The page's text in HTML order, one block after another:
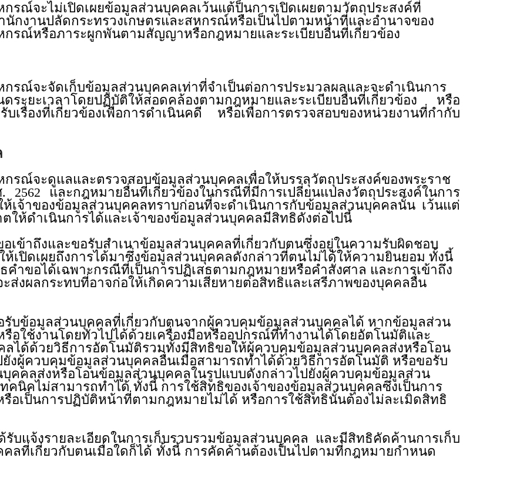
รณ์จะไม่เปิดเผยข้อมูลส่วนบุคคลเว้นแต้ป็นการเปิดเผยตามวัตถุประสงค์ที่
กงานปลัดกระทรวงเกษตรและสหกรณ์หรือเป็นไปตามหน้าที่และอำนาจของ
กรณ์หรือภาระผูกพันตามสัญญาหรือกฎหมายและระเบียบอื่นที่เกี่ยวข้อง
รณ์จะจัดเก็บข้อมูลส่วนบุคคลเท่าที่จำเป็นต่อการประมวลผลและจะดำเนินการ
ระยะเวลาโดยปฏิบัติให้สอดคล้องตามกฎหมายและระเบียบอื่นที่เกี่ยวข้อง หรือ
เรื่องที่เกี่ยวข้องเพื่อการดำเนินคดี หรือเพื่อการตรวจสอบของหน่วยงานที่กำกับ
กรณ์จะดูแลและตรวจสอบข้อมูลส่วนบุคคลเพื่อให้บรรลุวัตถุประสงค์ของพระราช
และกฎหมายอื่นที่เกี่ยวข้องในกรณีที่มีการเปลี่ยนแปลงวัตถุประสงค์ในการ
ห้เจ้าของข้อมูลส่วนบุคคลทราบก่อนที่จะดำเนินการกับข้อมูลส่วนบุคคลนั้น เว้นแต่
าตให้ดำเนินการได้และเจ้าของข้อมูลส่วนบุคคลมีสิทธิดังต่อไปนี้
ข้าถึงและขอรับสำเนาข้อมูลส่วนบุคคลที่เกี่ยวกับตนซึ่งอยู่ในความรับผิดชอบ
เปิดเผยถึงการได้มาซึ่งข้อมูลส่วนบุคคลดังกล่าวที่ตนไม่ได้ให้ความยินยอม ทั้งนี้
ำขอได้เฉพาะกรณีที่เป็นการปฏิเสธตามกฎหมายหรือคำสั่งศาล และการเข้าถึง
ส่งผลกระทบที่อาจก่อให้เกิดความเสียหายต่อสิทธิและเสรีภาพของบุคคลอื่น
บข้อมูลส่วนบุคคลที่เกี่ยวกับตนจากผู้ควบคุมข้อมูลส่วนบุคคลได้ หากข้อมูลส่วน
อใช้งานโดยทั่วไปได้ด้วยเครื่องมือหรืออุปกรณ์ที่ทำงานได้โดยอัตโนมัติและ
ลได้ด้วยวิธีการอัตโนมัติรวมทั้งมีสิทธิขอให้ผู้ควบคุมข้อมูลส่วนบุคคลส่งหรือโอน
งผู้ควบคุมข้อมูลส่วนบุคคลอื่นเมื่อสามารถทำได้ด้วยวิธีการอัตโนมัติ หรือขอรับ
คลส่งหรือโอนข้อมูลส่วนบุคคลในรูปแบบดังกล่าวไปยังผู้ควบคุมข้อมูลส่วน
คนิคไม่สามารถทำได้ ทั้งนี้ การใช้สิทธิของเจ้าของข้อมูลส่วนบุคคลซึ่งเป็นการ
อเป็นการปฏิบัติหน้าที่ตามกฎหมายไม่ได้ หรือการใช้สิทธินั้นต้องไม่ละเมิดสิทธิ
บแจ้งรายละเอียดในการเก็บรวบรวมข้อมูลส่วนบุคคล และมีสิทธิคัดค้านการเก็บ
คลที่เกี่ยวกับตนเมื่อใดก็ได้ ทั้งนี้ การคัดค้านต้องเป็นไปตามที่กฎหมายกำหนด